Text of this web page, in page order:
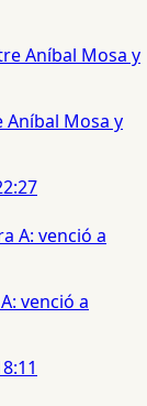
Mosa y
venció a